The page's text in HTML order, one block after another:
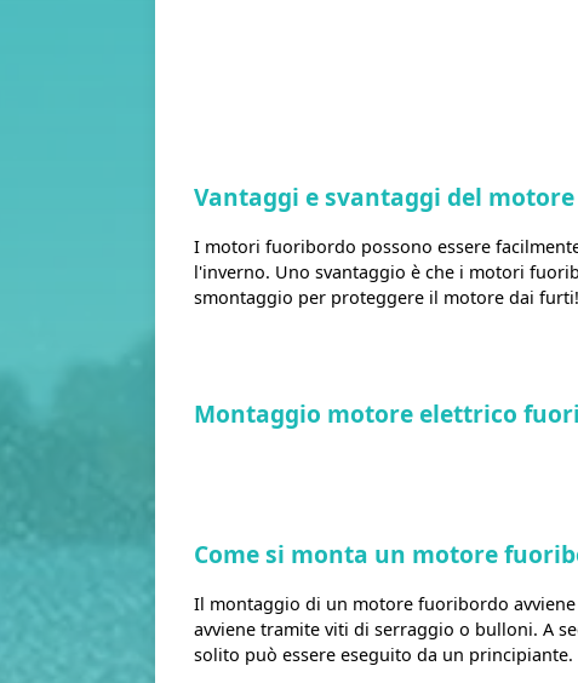
Vantaggi e svantaggi del
I motori fuoribordo possono essere
l'inverno. Uno svantaggio è che i motori
smontaggio per proteggere il motore dai furti!
Montaggio motore elettrico
Come si monta un motore
Il montaggio di un motore fuoribordo
avviene tramite viti di serraggio o bulloni. A
solito può essere eseguito da un principiante.